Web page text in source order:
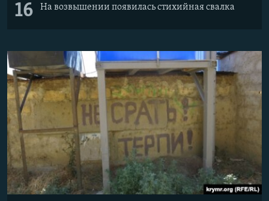
16 На возвышении появилась стихийная свалка